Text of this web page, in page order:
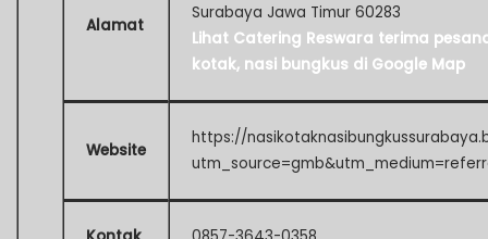
Alamat
Surabaya Jawa Timur 60283
Lihat Catering Reswara terima
kotak, nasi bungkus di Google Map
Website
https://